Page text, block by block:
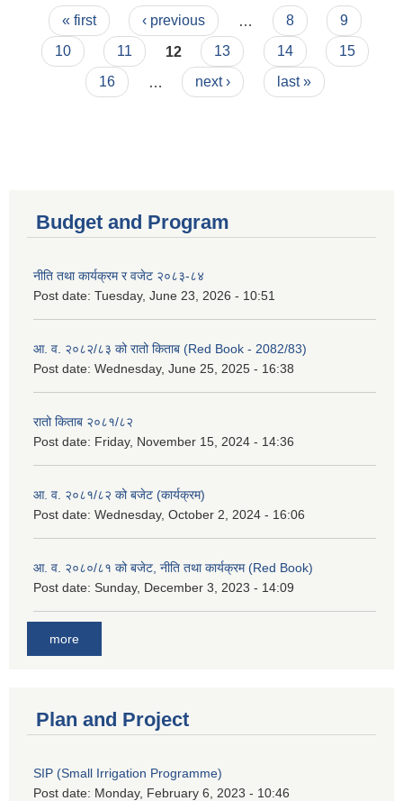
Pages
« first ‹ previous 8
9
10
11 12 13 14
15
16
next › last »
Budget and Program
नीति तथा कार्यक्रम र वजेट २०८३-८४
Post date: Tuesday, June 23, 2026 - 10:51
आ. व. २०८२/८३ को रातो किताब (Red Book - 2082/83)
Post date: Wednesday, June 25, 2025 - 16:38
रातो किताब २०८१/८२
Post date: Friday, November 15, 2024 - 14:36
आ. व. २०८१/८२ को बजेट (कार्यक्रम)
Post date: Wednesday, October 2, 2024 - 16:06
आ. व. २०८०/८१ को बजेट, नीति तथा कार्यक्रम (Red Book)
Post date: Sunday, December 3, 2023 - 14:09
more
Plan and Project
SIP (Small Irrigation Programme)
Post date: Monday, February 6, 2023 - 10:46